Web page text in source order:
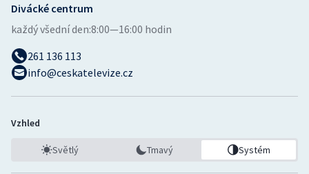
Divácké centrum
každý všední den:8:00—16:00 hodin
261 136 113
info@ceskatelevize.cz
Vzhled
Světlý Tmavý Systém